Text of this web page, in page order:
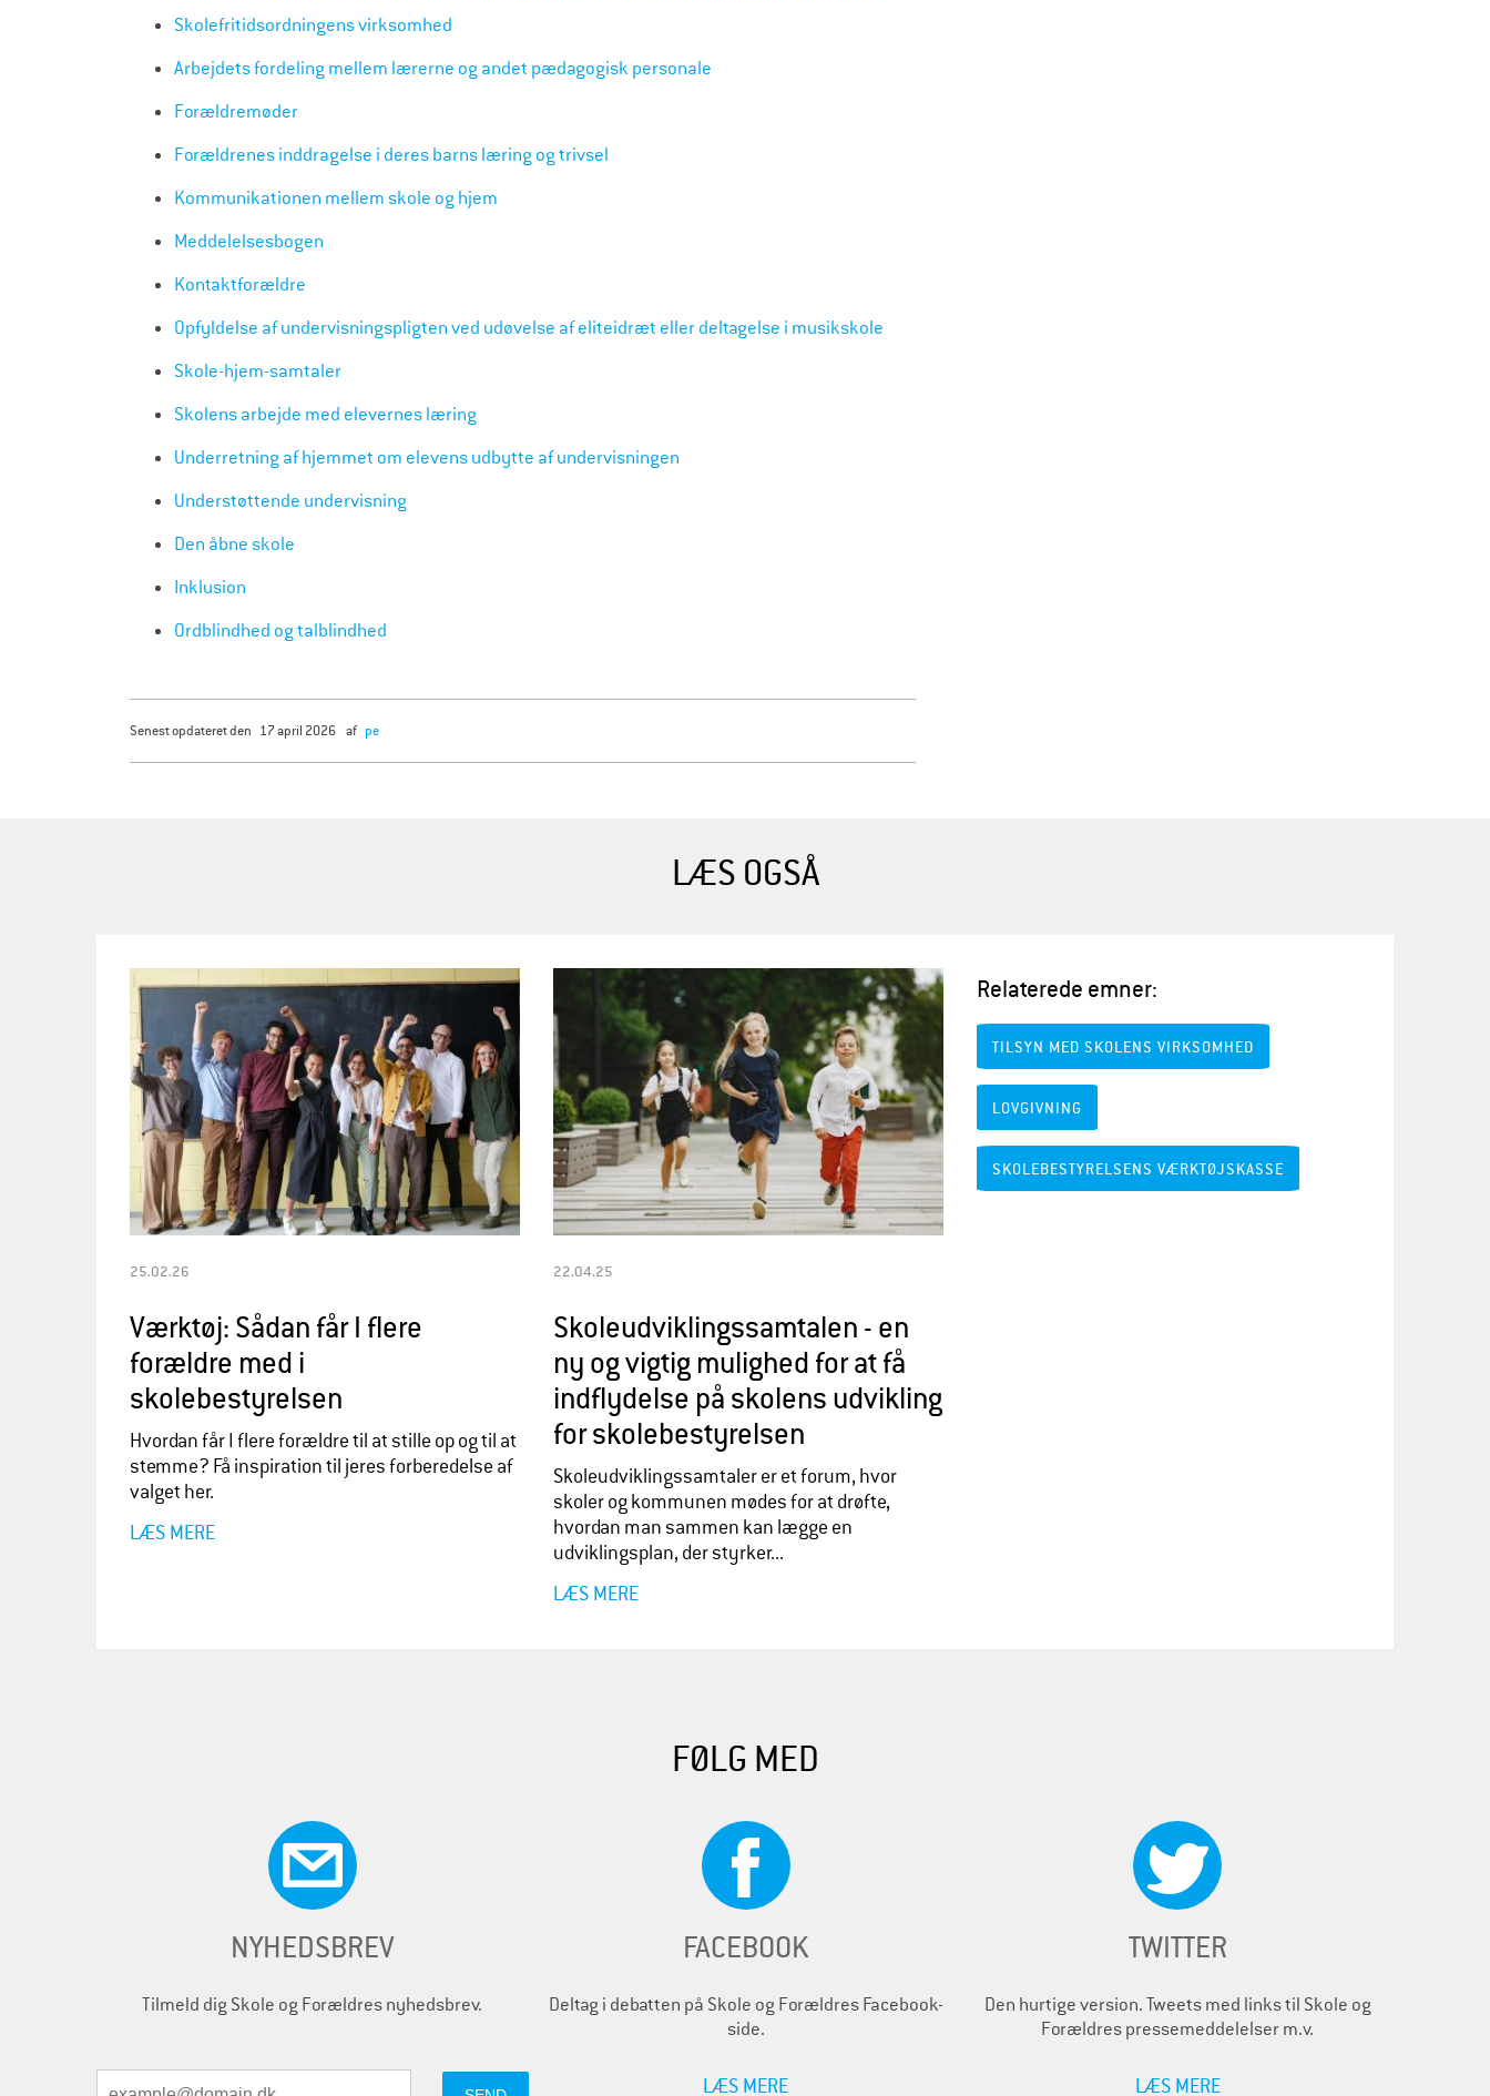
Skolefritidsordningens virksomhed
Arbejdets fordeling mellem lærerne og andet pædagogisk personale
Forældremøder
Forældrenes inddragelse i deres barns læring og trivsel
Kommunikationen mellem skole og hjem
Meddelelsesbogen
Kontaktforældre
Opfyldelse af undervisningspligten ved udøvelse af eliteidræt eller deltagelse i musikskole
Skole-hjem-samtaler
Skolens arbejde med elevernes læring
Underretning af hjemmet om elevens udbytte af undervisningen
Understøttende undervisning
Den åbne skole
Inklusion
Ordblindhed og talblindhed
senest opdateret den 17 april 2026 af pe
LÆS OGSÅ
25.02.26
Værktøj: Sådan får I flere
forældre med i
skolebestyrelsen
Hvordan får I flere forældre til at stille op og til at
stemme? Få inspiration til jeres forberedelse af
valget her.
LÆS MERE
22.04.25
Skoleudviklingssamtalen - en
ny og vigtig mulighed for at få
indflydelse på skolens udvikling
for skolebestyrelsen
Skoleudviklingssamtaler er et forum, hvor
skoler og kommunen mødes for at drøfte,
hvordan man sammen kan lægge en
udviklingsplan, der styrker...
LÆS MERE
Relaterede emner:
TILSYN MED SKOLENS VIRKSOMHED
LOVGIVNING
SKOLEBESTYRELSENS VÆRKTØJSKASSE
FØLG MED
NYHEDSBREV
Tilmeld dig Skole og Forældres nyhedsbrev.
FACEBOOK
Deltag i debatten på Skole og Forældres Facebook-
side.
LÆS MERE
TWITTER
Den hurtige version. Tweets med links til Skole og
Forældres pressemeddelelser m.v.
LÆS MERE